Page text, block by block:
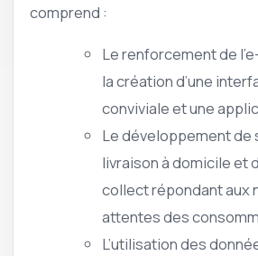
comprend :
Le renforcement de
la création d’une
conviviale et une
Le développement de
livraison à domicile et
collect répondant aux
attentes des
L’utilisation des